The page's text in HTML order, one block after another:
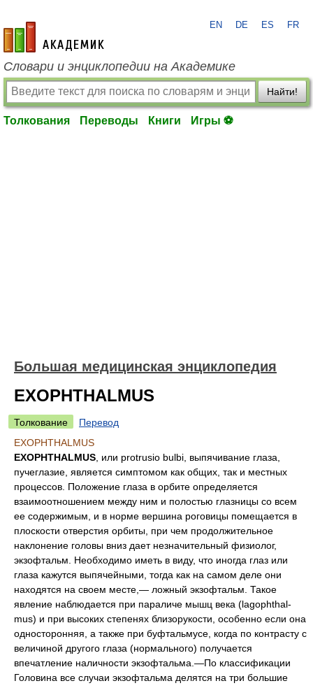
academic.ru
EN DE ES FR
Словари и энциклопедии на Академике
Найти!
Толкования Переводы Книги Игры ⚽
Большая медицинская энциклопедия
EXOPHTHALMUS
Толкование
Перевод
EXOPHTHALMUS
EXOPHTHALMUS , или protrusio bulbi, выпячивание глаза,
пучеглазие, является симптомом как общих, так и местных
процессов. Положение глаза в орбите определяется
взаимоотношением между ним и полостью глазницы со всем
ее содержимым, и в норме вершина роговицы помещается в
плоскости отверстия орбиты, при чем продолжительное
наклонение головы вниз дает незначительный физиолог,
экзофтальм. Необходимо иметь в виду, что иногда глаз или
глаза кажутся выпячейными, тогда как на самом деле они
находятся на своем месте,— ложный экзофтальм. Такое
явление наблюдается при параличе мышц века (lagophthal-
mus) и при высоких степенях близорукости, особенно если она
односторонняя, а также при буфтальмусе, когда по контрасту с
величиной другого глаза (нормального) получается
впечатление наличности экзофтальма.—По классификации
Головина все случаи экзофтальма делятся на три большие